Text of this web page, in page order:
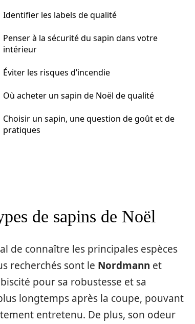
Identifier les labels de qualité
Penser à la sécurité du sapin dans votre
intérieur
Éviter les risques d’incendie
Où acheter un sapin de Noël de qualité
Choisir un sapin, une question de goût et de
pratiques
de sapins de Noël
de connaître les principales espèces
recherchés sont le Nordmann et
pour sa robustesse et sa
longtemps après la coupe, pouvant
entretenu. De plus, son odeur